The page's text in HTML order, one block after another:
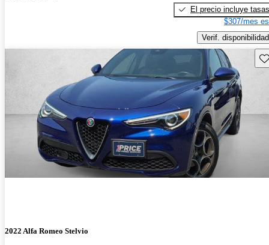
El precio incluye tasas
$307/mes
Verif. disponibilidad
2022 Alfa Romeo Stelvio